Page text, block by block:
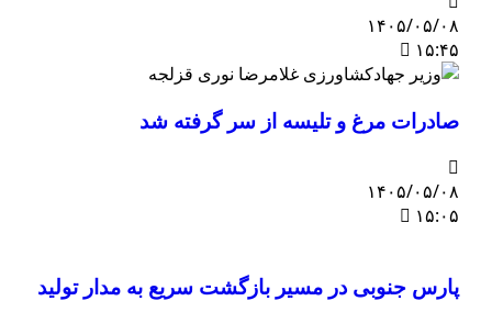
۱۴۰۵/۰۵/۰۸
۱۵:۴۵
صادرات مرغ و تلیسه از سر گرفته شد
۱۴۰۵/۰۵/۰۸
۱۵:۰۵
پارس جنوبی در مسیر بازگشت سریع به مدار تولید